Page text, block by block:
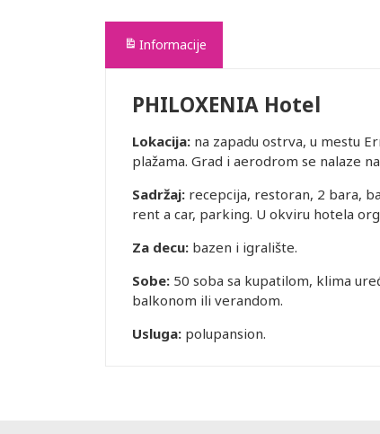
Informacije
PHILOXENIA Hotel
Lokacija: na zapadu ostrva, u mestu
plažama. Grad i aerodrom se nalaze
Sadržaj: recepcija, restoran, 2 bara,
rent a car, parking. U okviru hotela
Za decu: bazen i igralište.
Sobe: 50 soba sa kupatilom, klima
balkonom ili verandom.
Usluga: polupansion.